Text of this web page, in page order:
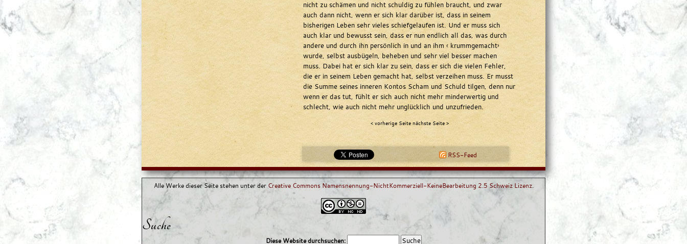
nicht zu schämen und nicht schuldig zu fühlen braucht, und zwar
auch dann nicht, wenn er sich klar darüber ist, dass in seinem
bisherigen Leben sehr vieles schiefgelaufen ist. Und er muss sich
auch klar und bewusst sein, dass er nun endlich all das, was durch
andere und durch ihn persönlich in und an ihm ‹ krummgemacht›
wurde, selbst ausbügeln, beheben und sehr viel besser machen
muss. Dabei hat er sich klar zu sein, dass er sich die vielen Fehler,
die er in seinem Leben gemacht hat, selbst verzeihen muss. Er musst
die Summe seines inneren Kontos Scham und Schuld tilgen, denn nur
wenn er das tut, fühlt er sich auch nicht mehr minderwertig und
schlecht, wie auch nicht mehr unglücklich und unzufrieden.
< vorherige Seite nächste Seite >
RSS-Feed
Alle Werke dieser Seite stehen unter der Creative Commons Namensnennung-NichtKommerziell-KeineBearbeitung 2.5 Schweiz Lizenz.
Suche
Diese Website durchsuchen: